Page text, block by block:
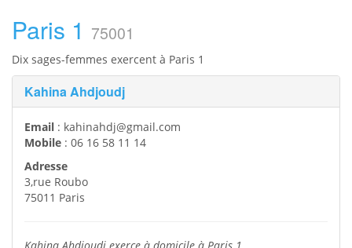
Paris 1 75001
Dix sages-femmes exercent à Paris 1
Kahina Ahdjoudj
Email : kahinahdj@gmail.com
Mobile : 06 16 58 11 14
Adresse
3,rue Roubo
75011 Paris